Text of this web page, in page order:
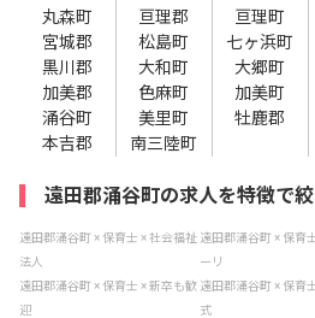
丸森町
亘理郡 亘理町
宮城郡
松島町 七ヶ浜町
黒川郡
大和町 大郷町
加美郡
色麻町 加美町
涌谷町
美里町 牡鹿郡
本吉郡
南三陸町
遠田郡涌谷町の求人を特徴で
遠田郡涌谷町 × 保育士 × 社会福祉
法人
遠田郡涌谷町 × 保育
ーリ
遠田郡涌谷町 × 保育士 × 新卒も歓
迎
遠田郡涌谷町 × 保育
式